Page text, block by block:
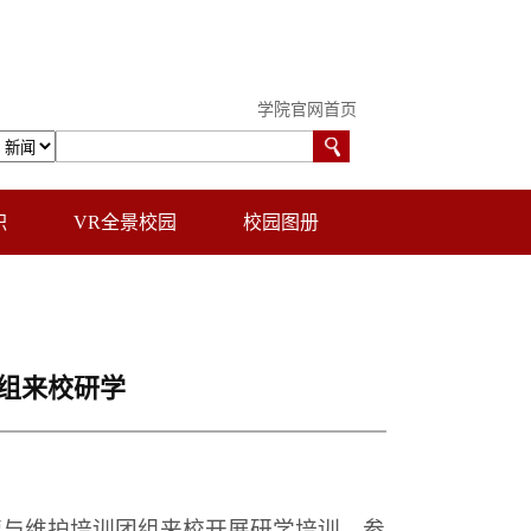
学院官网首页
VR全景校园 校园图册
来校研学